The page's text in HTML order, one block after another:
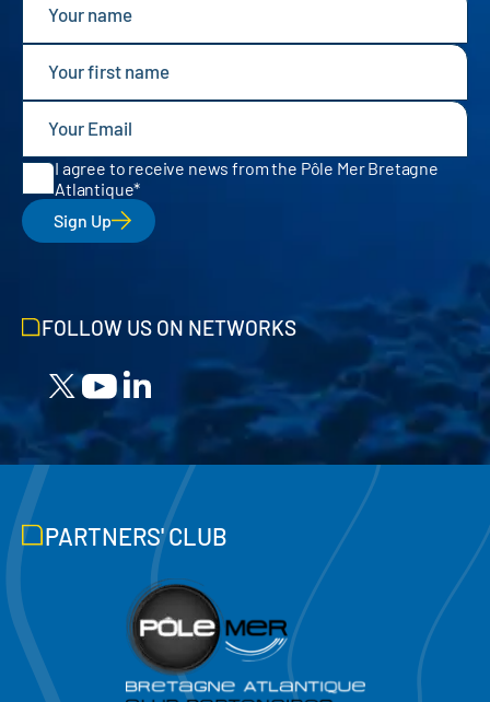
I agree to receive news from the Pôle Mer Bretagne
Atlantique
Sign Up
FOLLOW US ON NETWORKS
PARTNERS' CLUB